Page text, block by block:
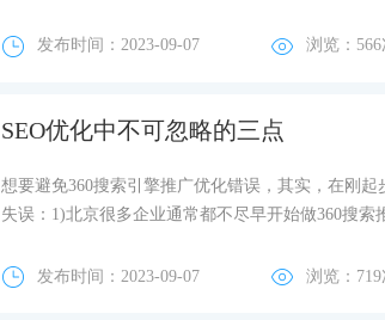
发布时间：2023-09-07 浏览：566
SEO优化中不可忽略的三点
想要避免360搜索引擎推广优化错误，其实，在刚
失误：1)北京很多企业通常都不尽早开始做360搜索
发布时间：2023-09-07 浏览：719